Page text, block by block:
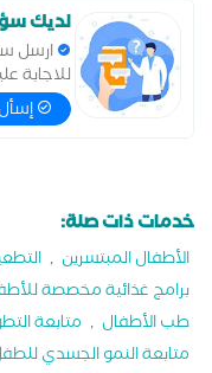
لديك
ارسل
للاجابة
خدمات ذات صلة:
الأطفال المبتسرين ,
برامج غذائية مخصصة
طب الأطفال , متابعة
متابعة النمو الجسدي